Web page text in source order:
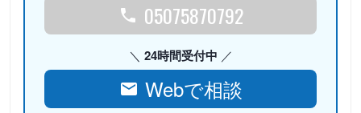
05075870792
24時間受付中
Webで相談